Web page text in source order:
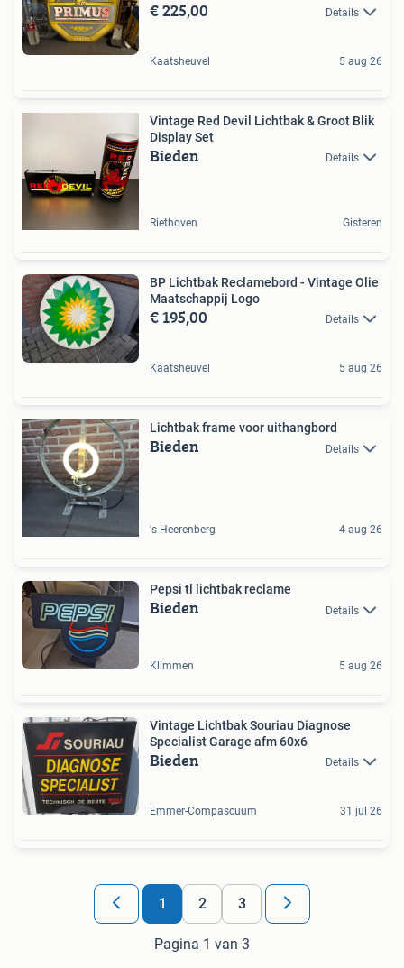
€ 225,00 Details
Kaatsheuvel 5 aug 26
Vintage Red Devil Lichtbak & Groot Blik
Display Set
Bieden Details
Riethoven Gisteren
BP Lichtbak Reclamebord - Vintage Olie
Maatschappij Logo
€ 195,00 Details
Kaatsheuvel 5 aug 26
Lichtbak frame voor uithangbord
Bieden Details
's-Heerenberg 4 aug 26
Pepsi tl lichtbak reclame
Bieden Details
Klimmen 5 aug 26
Vintage Lichtbak Souriau Diagnose
Specialist Garage afm 60x6
Bieden Details
Emmer-Compascuum 31 jul 26
1 2 3
Pagina 1 van 3